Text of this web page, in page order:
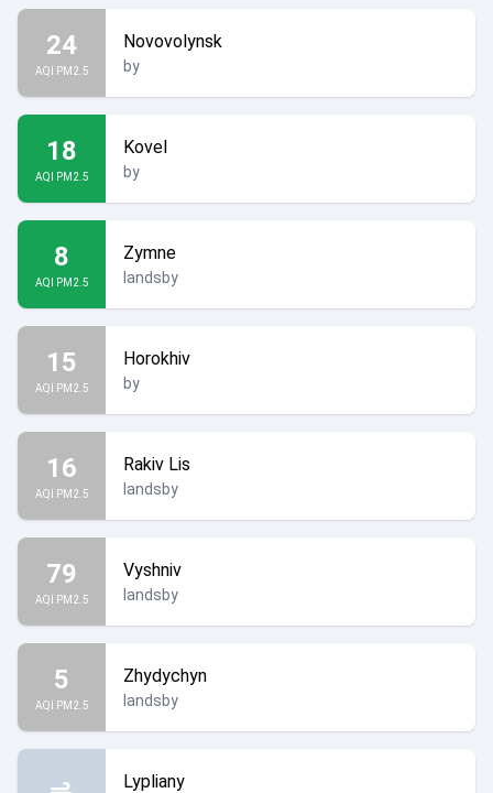
24
AQI PM2.5
Novovolynsk
by
18
AQI PM2.5
Kovel
by
8
AQI PM2.5
Zymne
landsby
15
AQI PM2.5
Horokhiv
by
16
AQI PM2.5
Rakiv Lis
landsby
79
AQI PM2.5
Vyshniv
landsby
5
AQI PM2.5
Zhydychyn
landsby
Lypliany